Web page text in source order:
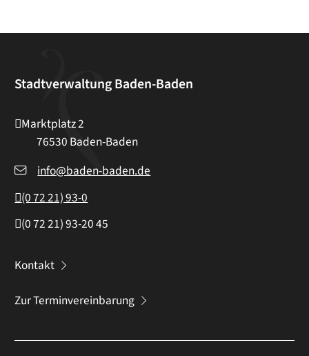
Stadtverwaltung Baden-Baden
Marktplatz 2
76530 Baden-Baden
info@baden-baden.de
(07221) 93-0
(07221) 93-2045
Kontakt
Zur Terminvereinbarung